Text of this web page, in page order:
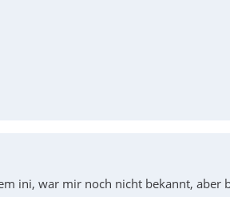
ini, war mir noch nicht bekannt, aber